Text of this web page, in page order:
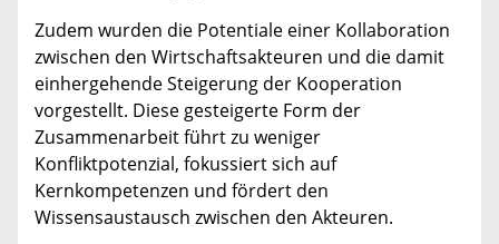
Zudem wurden die Potentiale einer Kollaboration
zwischen den Wirtschaftsakteuren und die damit
einhergehende Steigerung der Kooperation
vorgestellt. Diese gesteigerte Form der
Zusammenarbeit führt zu weniger
Konfliktpotenzial, fokussiert sich auf
Kernkompetenzen und fördert den
Wissensaustausch zwischen den Akteuren.